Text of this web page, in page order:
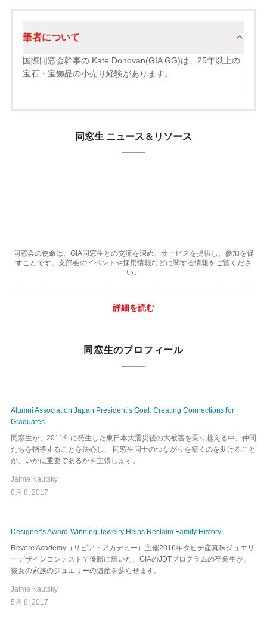
筆者について
国際同窓会幹事の Kate Donovan(GIA GG)は、25年以上の
宝石・宝飾品の小売り経験があります。
同窓生 ニュース＆リソース
同窓会の使命は、GIA同窓生との交流を深め、サービスを提供し、参加を促
すことです。支部会のイベントや採用情報などに関する情報をご覧くださ
い。
詳細を読む
同窓生のプロフィール
Alumni Association Japan President’s Goal: Creating Connections for
Graduates
同窓生が、2011年に発生した東日本大震災後の大被害を乗り越える中、仲間
たちを指導することを決心し、 同窓生同士のつながりを築くのを助けること
が、いかに重要であるかを主張します。
Jaime Kautsky
8月 8, 2017
Designer’s Award-Winning Jewelry Helps Reclaim Family History
Revere Academy（リビア・アカデミー）主催2016年タヒチ産真珠ジュエリ
ーデザインコンテストで優勝に輝いた、GIAのJDTプログラムの卒業生が、
彼女の家族のジュエリーの遺産を蘇らせます。
Jaime Kautsky
5月 8, 2017